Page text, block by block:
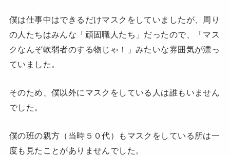
僕は仕事中はできるだけマスクをしていましたが、周り
の人たちはみんな「頑固職人たち」だったので、「マス
クなんぞ軟弱者のする物じゃ！」みたいな雰囲気が漂っ
ていました。
そのため、僕以外にマスクをしている人は誰もいません
でした。
僕の班の親方（当時５０代）もマスクをしている所は一
度も見たことがありませんでした。